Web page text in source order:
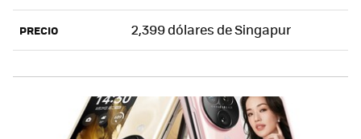
PRECIO 2,399 dólares de Singapur